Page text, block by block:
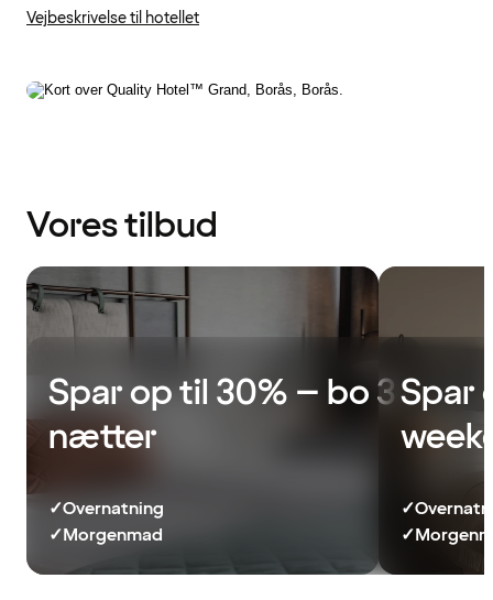
Vejbeskrivelse til hotellet
Vores tilbud
Spar op til 30% – bo 3
nætter
✓Overnatning
✓Morgenmad
Spar
✓
✓